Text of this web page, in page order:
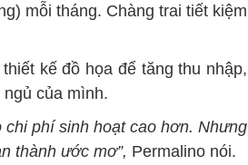
mỗi tháng. Chàng trai tiết kiệm
kế đồ họa để tăng thu nhập,
của mình.
chi phí sinh hoạt cao hơn. Nhưng
thành ước mơ”, Permalino nói.